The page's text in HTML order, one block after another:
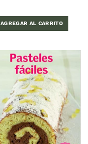
AGREGAR AL CARRITO